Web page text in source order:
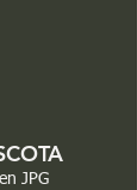
JPG